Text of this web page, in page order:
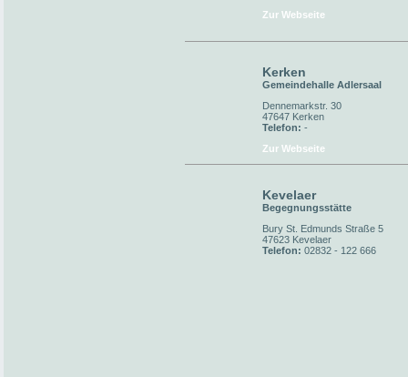
Zur Webseite
Kerken
Gemeindehalle Adlersaal
Dennemarkstr. 30
47647 Kerken
Telefon: -
Zur Webseite
Kevelaer
Begegnungsstätte
Bury St. Edmunds Straße 5
47623 Kevelaer
Telefon: 02832 - 122 666